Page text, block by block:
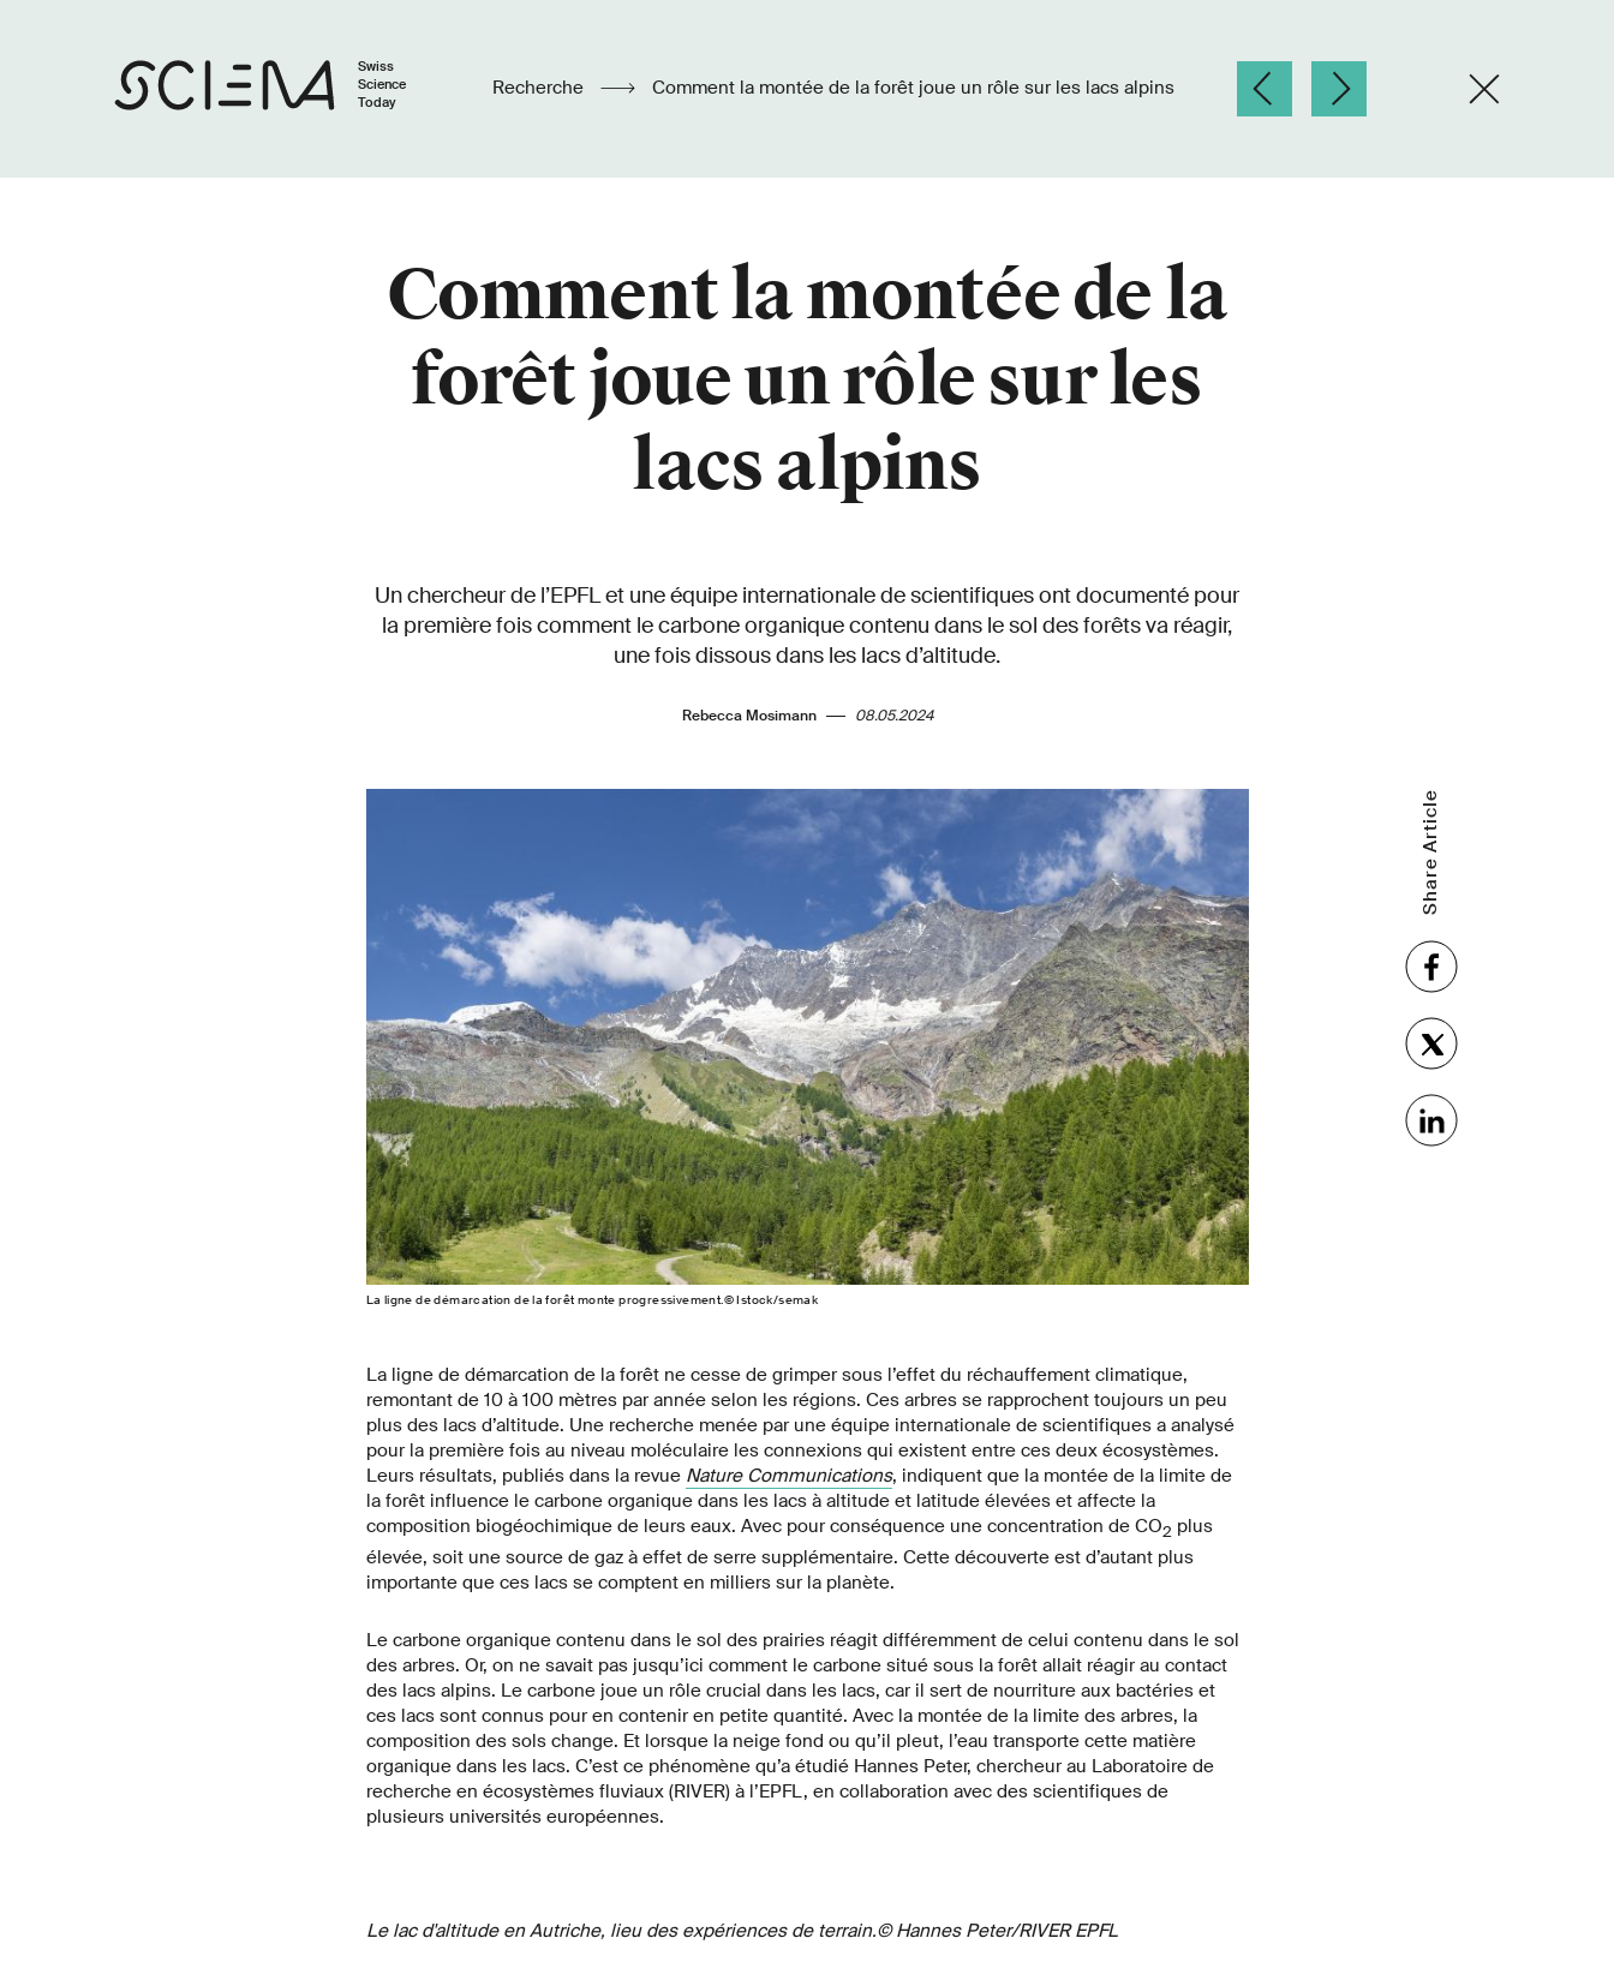
Swiss
Science
Today
Recherche Comment la montée de la forêt joue un rôle sur les lacs alpins
Comment la montée de la
forêt joue un rôle sur les
lacs alpins
Un chercheur de l’EPFL et une équipe internationale de scientifiques ont documenté pour
la première fois comment le carbone organique contenu dans le sol des forêts va réagir,
une fois dissous dans les lacs d’altitude.
Rebecca Mosimann 08.05.2024
La ligne de démarcation de la forêt monte progressivement.© Istock/semak
Share Article
La ligne de démarcation de la forêt ne cesse de grimper sous l’effet du réchauffement climatique,
remontant de 10 à 100 mètres par année selon les régions. Ces arbres se rapprochent toujours un peu
plus des lacs d’altitude. Une recherche menée par une équipe internationale de scientifiques a analysé
pour la première fois au niveau moléculaire les connexions qui existent entre ces deux écosystèmes.
Leurs résultats, publiés dans la revue Nature Communications, indiquent que la montée de la limite de
la forêt influence le carbone organique dans les lacs à altitude et latitude élevées et affecte la
composition biogéochimique de leurs eaux. Avec pour conséquence une concentration de CO2 plus
élevée, soit une source de gaz à effet de serre supplémentaire. Cette découverte est d’autant plus
importante que ces lacs se comptent en milliers sur la planète.
Le carbone organique contenu dans le sol des prairies réagit différemment de celui contenu dans le sol
des arbres. Or, on ne savait pas jusqu’ici comment le carbone situé sous la forêt allait réagir au contact
des lacs alpins. Le carbone joue un rôle crucial dans les lacs, car il sert de nourriture aux bactéries et
ces lacs sont connus pour en contenir en petite quantité. Avec la montée de la limite des arbres, la
composition des sols change. Et lorsque la neige fond ou qu’il pleut, l’eau transporte cette matière
organique dans les lacs. C’est ce phénomène qu’a étudié Hannes Peter, chercheur au Laboratoire de
recherche en écosystèmes fluviaux (RIVER) à l’EPFL, en collaboration avec des scientifiques de
plusieurs universités européennes.
Le lac d'altitude en Autriche, lieu des expériences de terrain.© Hannes Peter/RIVER EPFL